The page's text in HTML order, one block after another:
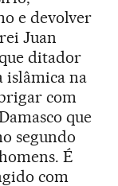
e devolver
Juan
ditador
islâmica na
com
que
segundo
É
com